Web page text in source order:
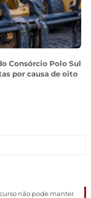
Consórcio Polo Sul
por causa de oito
não pode manter